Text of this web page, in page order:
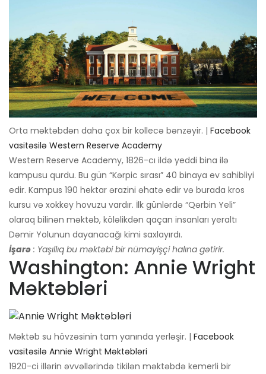
Orta məktəbdən daha çox bir kollecə bənzəyir. | Facebook
vasitəsilə Western Reserve Academy
Western Reserve Academy, 1826-cı ildə yeddi bina ilə
kampusu qurdu. Bu gün “Kərpic sırası” 40 binaya ev sahibliyi
edir. Kampus 190 hektar ərazini əhatə edir və burada kros
kursu və xokkey hovuzu vardır. İlk günlərdə “Qərbin Yeli”
olaraq bilinən məktəb, köləlikdən qaçan insanları yeraltı
Dəmir Yolunun dayanacağı kimi saxlayırdı.
İşarə : Yaşıllıq bu məktəbi bir nümayişçi halına gətirir.
Washington: Annie Wright
Məktəbləri
Məktəb su hövzəsinin tam yanında yerləşir. | Facebook
vasitəsilə Annie Wright Məktəbləri
1920-ci illərin əvvəllərində tikilən məktəbdə kemerli bir